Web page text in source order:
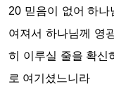
20 믿음이 없어 하
여져서 하나님께 영
히 이루실 줄을 확신
로 여기셨느니라